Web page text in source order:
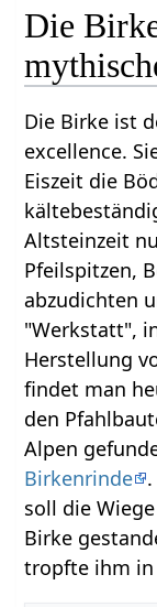
Die
Die Birke ist
excellence.
Eiszeit die
Altsteinzeit
Pfeilspitzen,
abzudichten
"Werkstatt",
Herstellung
findet man
den
Alpen
Birkenrinde
soll die
Birke
tropfte ihm in